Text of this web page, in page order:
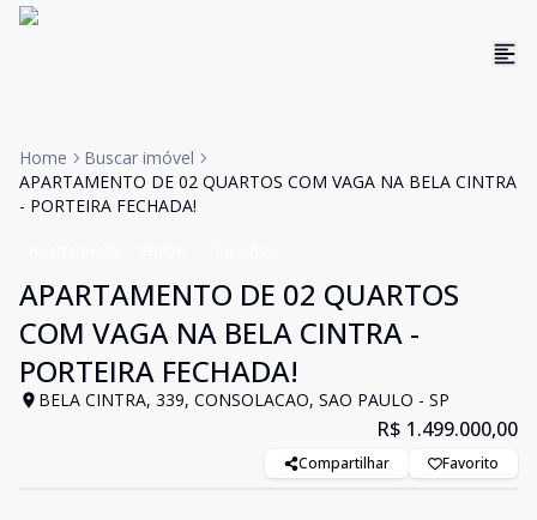
Home
Buscar imóvel
APARTAMENTO DE 02 QUARTOS COM VAGA NA BELA CINTRA
- PORTEIRA FECHADA!
APARTAMENTO DE 02 QUARTOS
COM VAGA NA BELA CINTRA -
PORTEIRA FECHADA!
BELA CINTRA, 339, CONSOLACAO, SAO PAULO - SP
R$ 1.499.000,00
Compartilhar Favorito